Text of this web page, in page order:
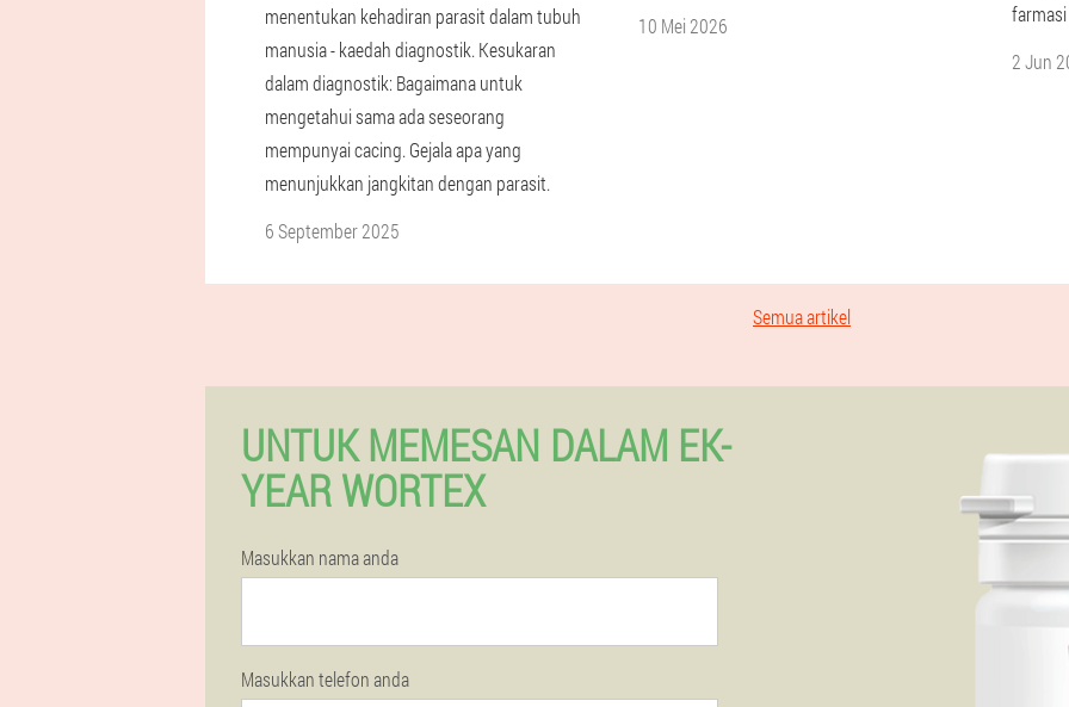
menentukan kehadiran parasit dalam tubuh
manusia - kaedah diagnostik. Kesukaran
dalam diagnostik: Bagaimana untuk
mengetahui sama ada seseorang
mempunyai cacing. Gejala apa yang
menunjukkan jangkitan dengan parasit.
6 September 2025
10 Mei 2026
2 Jun
Semua artikel
UNTUK MEMESAN DALAM EK-
YEAR WORTEX
Masukkan nama anda
Masukkan telefon anda